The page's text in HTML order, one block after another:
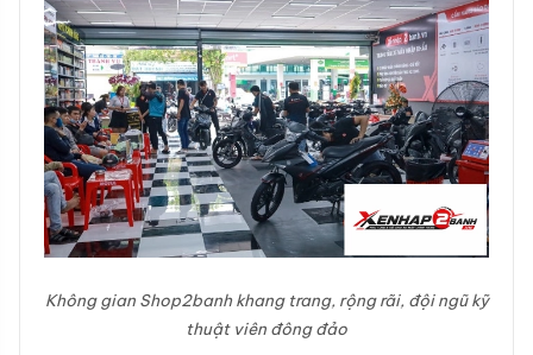
Không gian Shop2banh khang trang, rộng rãi, đội ngũ kỹ
thuật viên đông đảo